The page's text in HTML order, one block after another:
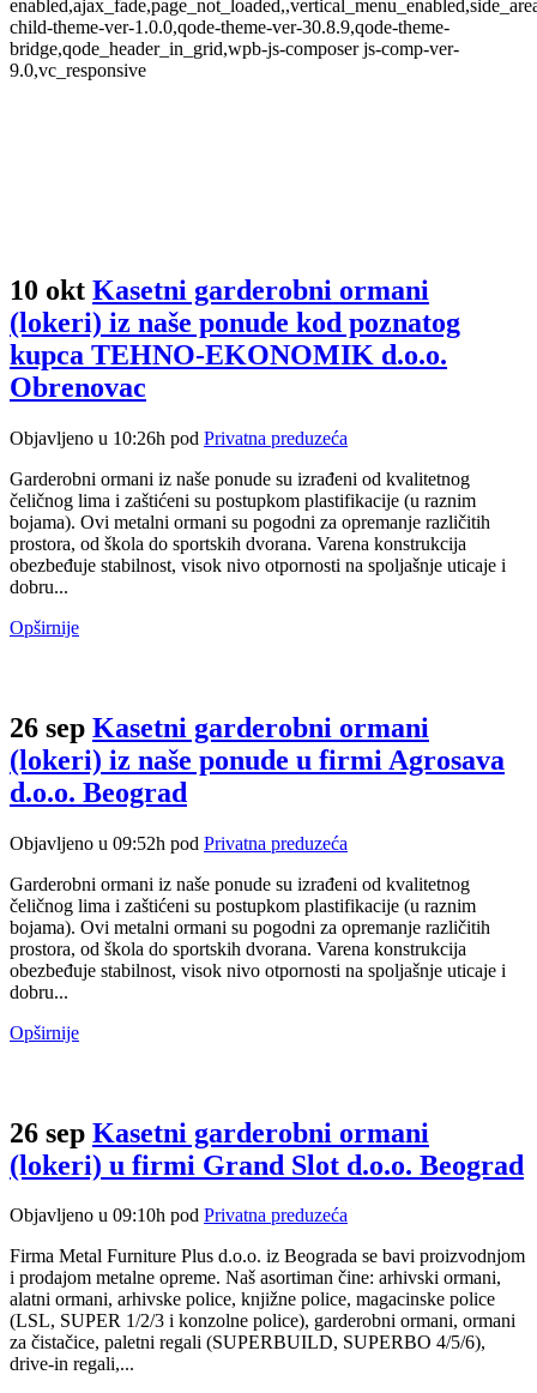
child-theme-ver-1.0.0,qode-theme-ver-30.8.9,qode-theme-
bridge,qode_header_in_grid,wpb-js-composer js-comp-ver-
9.0,vc_responsive
10 okt Kasetni garderobni ormani
(lokeri) iz naše ponude kod poznatog
kupca TEHNO-EKONOMIK d.o.o.
Obrenovac
Objavljeno u 10:26h pod Privatna preduzeća
Garderobni ormani iz naše ponude su izrađeni od kvalitetnog
čeličnog lima i zaštićeni su postupkom plastifikacije (u raznim
bojama). Ovi metalni ormani su pogodni za opremanje različitih
prostora, od škola do sportskih dvorana. Varena konstrukcija
obezbeđuje stabilnost, visok nivo otpornosti na spoljašnje uticaje i
dobru...
Opširnije
26 sep Kasetni garderobni ormani
(lokeri) iz naše ponude u firmi Agrosava
d.o.o. Beograd
Objavljeno u 09:52h pod Privatna preduzeća
Garderobni ormani iz naše ponude su izrađeni od kvalitetnog
čeličnog lima i zaštićeni su postupkom plastifikacije (u raznim
bojama). Ovi metalni ormani su pogodni za opremanje različitih
prostora, od škola do sportskih dvorana. Varena konstrukcija
obezbeđuje stabilnost, visok nivo otpornosti na spoljašnje uticaje i
dobru...
Opširnije
26 sep Kasetni garderobni ormani
(lokeri) u firmi Grand Slot d.o.o. Beograd
Objavljeno u 09:10h pod Privatna preduzeća
Firma Metal Furniture Plus d.o.o. iz Beograda se bavi proizvodnjom
i prodajom metalne opreme. Naš asortiman čine: arhivski ormani,
alatni ormani, arhivske police, knjižne police, magacinske police
(LSL, SUPER 1/2/3 i konzolne police), garderobni ormani, ormani
za čistačice, paletni regali (SUPERBUILD, SUPERBO 4/5/6),
drive-in regali,...